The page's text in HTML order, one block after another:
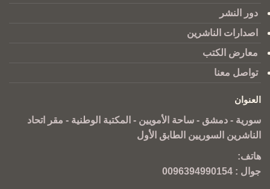
دور النشر
اصدارات الناشرين
معارض الكتب
تواصل معنا
العنوان
سورية - دمشق - ساحة الأمويين - المكتبة الوطنية - مقر اتحاد
الناشرين السوريين الطابق الأول
هاتف:
جوال : 0096394990154